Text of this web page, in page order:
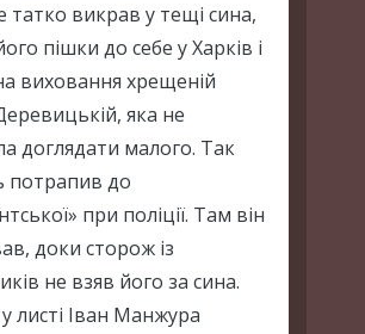
татко викрав у тещі сина,
пішки до себе у Харків і
виховання хрещеній
яка не
доглядати малого. Так
потрапив до
при поліції. Там він
доки сторож із
не взяв його за сина.
листі Іван Манжура